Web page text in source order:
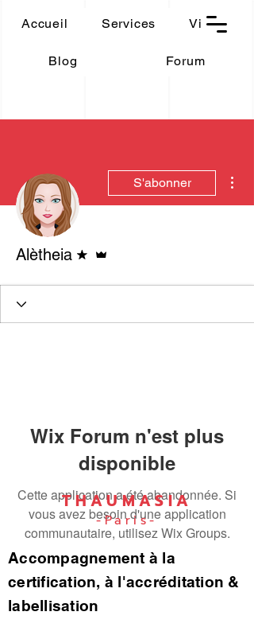
THAUMASIA
Accueil Services Vidéos
Blog Forum
S'abonner
Alètheia
Wix Forum n'est plus
disponible
Cette application a été abandonnée. Si
vous avez besoin d'une application
communautaire, utilisez Wix Groups.
THAUMASIA
-Paris-
Accompagnement à la
certification, à l'accréditation &
labellisation